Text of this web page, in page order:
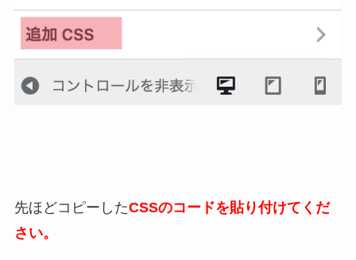
先ほどコピーしたCSSのコードを貼り付けてくだ
さい。